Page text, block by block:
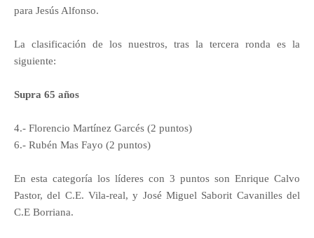
para Jesús Alfonso.
La clasificación de los nuestros, tras la tercera ronda es la
siguiente:
Supra 65 años
4.- Florencio Martínez Garcés (2 puntos)
6.- Rubén Mas Fayo (2 puntos)
En esta categoría los líderes con 3 puntos son Enrique Calvo
Pastor, del C.E. Vila-real, y José Miguel Saborit Cavanilles del
C.E Borriana.